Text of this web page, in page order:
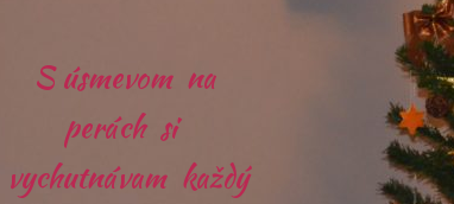
S úsmevom na
perách si
vychutnávam každý